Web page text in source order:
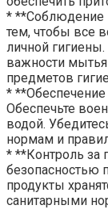
* **Соблюдение
тем, чтобы все
личной
важности
предметов
* **Обеспечение
Обеспечьте
водой.
нормам и
* **Контроль за
безопасностью
продукты
санитарными